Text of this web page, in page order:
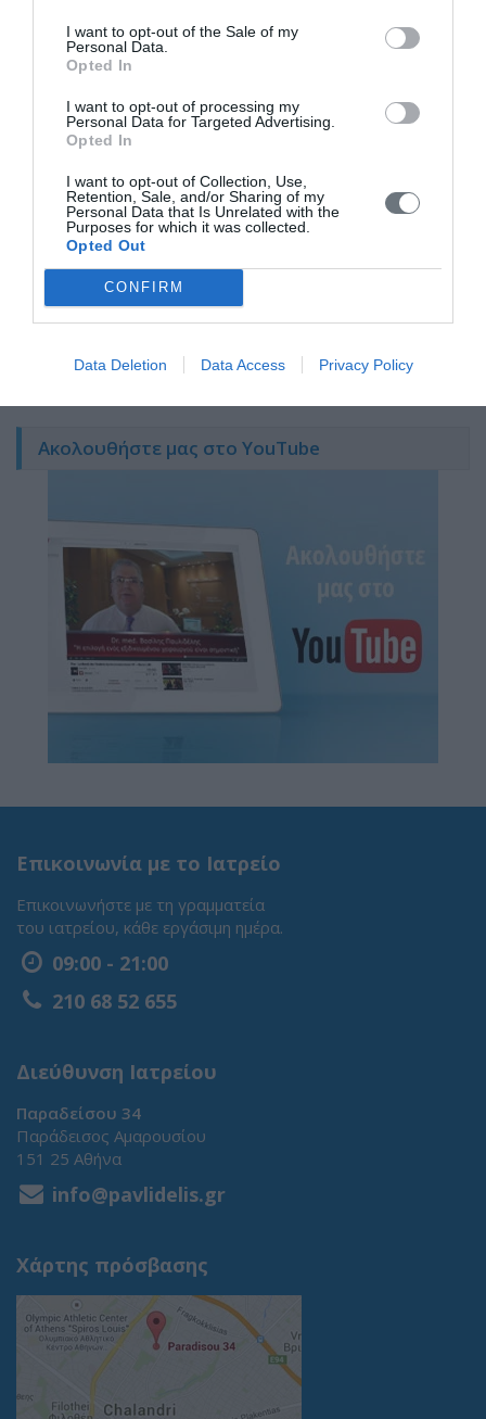
I want to opt-out of the Sale of my
Personal Data.
Opted In
I want to opt-out of processing my
Personal Data for Targeted Advertising.
Opted In
I want to opt-out of Collection, Use,
Retention, Sale, and/or Sharing of my
Personal Data that Is Unrelated with the
Purposes for which it was collected.
Opted Out
CONFIRM
Data Deletion Data Access Privacy Policy
Κλινικές που χειρουργεί ο Ιατρός
Ακολουθήστε μας στο YouTube
Επικοινωνία με το Ιατρείο
Επικοινωνήστε με τη γραμματεία
του ιατρείου, κάθε εργάσιμη ημέρα.
09:00 - 21:00
210 68 52 655
Διεύθυνση Ιατρείου
Παραδείσου 34
Παράδεισος Αμαρουσίου
151 25 Αθήνα
info@pavlidelis.gr
Χάρτης πρόσβασης